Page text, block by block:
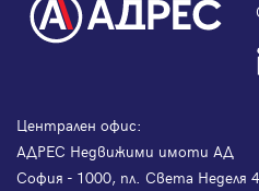
Централен офис:
АДРЕС Недвижими имоти АД
София - 1000, пл. Света Неделя